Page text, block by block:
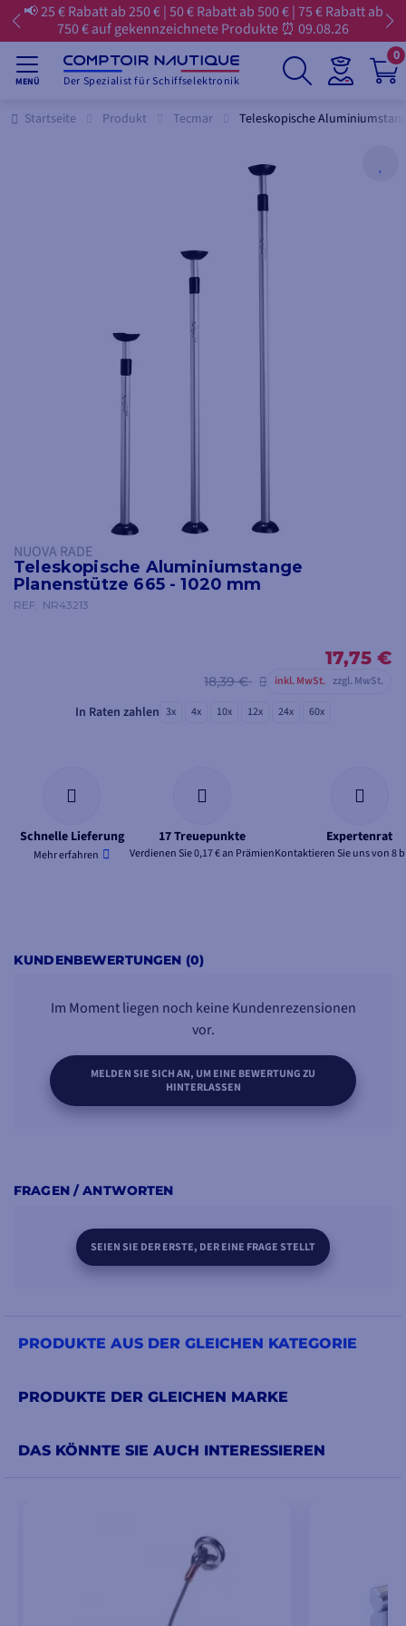
📢 25 € Rabatt ab 250 € | 50 € Rabatt ab 500 € | 75 € Rabatt ab
750 € auf gekennzeichnete Produkte ⏰ 09.08.26
MENÜ Der Spezialist für Schiffselektronik
0
Startseite Produkt Tecmar Teleskopische
NUOVA RADE
Teleskopische Aluminiumstange
Planenstütze 665 - 1020 mm
REF. NR43213
17,75 €
18,39 € inkl. MwSt. zzgl. MwSt.
In Raten zahlen 3x 4x 10x 12x 24x 60x
Schnelle Lieferung
Mehr erfahren
17 Treuepunkte
Verdienen Sie 0,17 € an Prämien
Expertenrat
Kontaktieren Sie uns von 8
KUNDENBEWERTUNGEN (0)
Im Moment liegen noch keine Kundenrezensionen
vor.
MELDEN SIE SICH AN, UM EINE BEWERTUNG ZU
HINTERLASSEN
FRAGEN / ANTWORTEN
SEIEN SIE DER ERSTE, DER EINE FRAGE STELLT
PRODUKTE AUS DER GLEICHEN KATEGORIE
PRODUKTE DER GLEICHEN MARKE
DAS KÖNNTE SIE AUCH INTERESSIEREN